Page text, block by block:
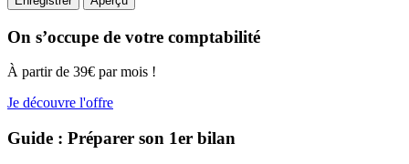
On s’occupe de votre comptabilité
À partir de 39€ par mois !
Je découvre l'offre
Guide : Préparer son 1er bilan